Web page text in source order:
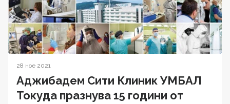
28 ное 2021
Аджибадем Сити Клиник УМБАЛ
Токуда празнува 15 години от